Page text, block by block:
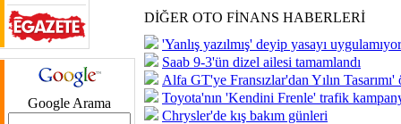
Google Arama
DİĞER OTO FİNANS HABERLERİ
'Yanlış yazılmış' deyip yasayı
Saab 9-3'ün dizel ailesi tamamlandı
Alfa GT'ye Fransızlar'dan Yılın
Toyota'nın 'Kendini Frenle' trafik
Chrysler'de kış bakım günleri